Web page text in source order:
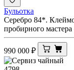
Бульотка
Серебро 84*.
пробирного
990 000 ₽